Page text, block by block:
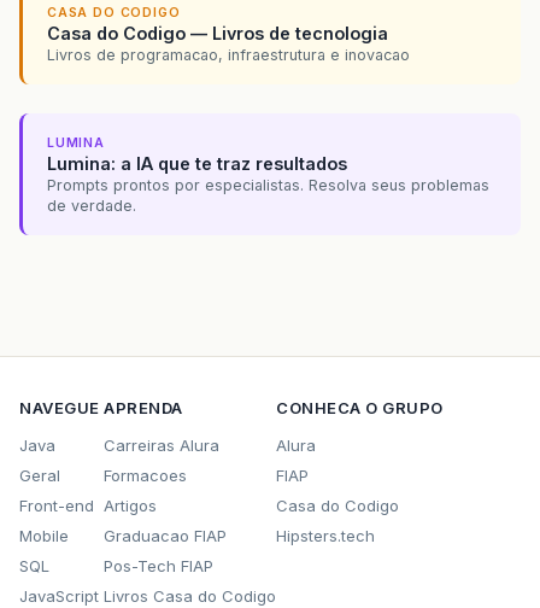
CASA DO CODIGO
Casa do Codigo — Livros de tecnologia
Livros de programacao, infraestrutura e inovacao
LUMINA
Lumina: a IA que te traz resultados
Prompts prontos por especialistas. Resolva seus problemas
de verdade.
NAVEGUE
Java
Geral
Front-end
Mobile
SQL
JavaScript
APRENDA
Carreiras Alura
Formacoes
Artigos
Graduacao FIAP
Pos-Tech FIAP
Livros Casa do Codigo
CONHECA O GRUPO
Alura
FIAP
Casa do Codigo
Hipsters.tech